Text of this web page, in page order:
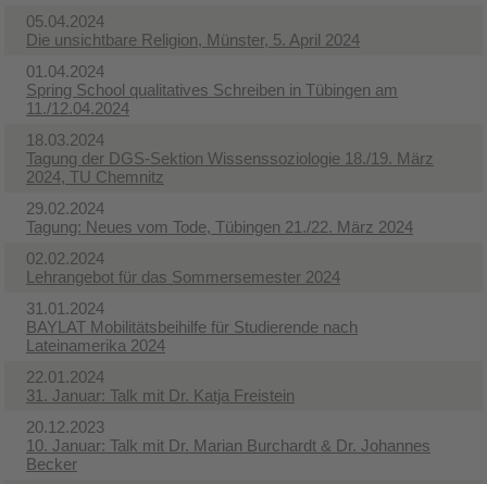
05.04.2024
Die unsichtbare Religion, Münster, 5. April 2024
01.04.2024
Spring School qualitatives Schreiben in Tübingen am
11./12.04.2024
18.03.2024
Tagung der DGS-Sektion Wissenssoziologie 18./19. März
2024, TU Chemnitz
29.02.2024
Tagung: Neues vom Tode, Tübingen 21./22. März 2024
02.02.2024
Lehrangebot für das Sommersemester 2024
31.01.2024
BAYLAT Mobilitätsbeihilfe für Studierende nach
Lateinamerika 2024
22.01.2024
31. Januar: Talk mit Dr. Katja Freistein
20.12.2023
10. Januar: Talk mit Dr. Marian Burchardt & Dr. Johannes
Becker